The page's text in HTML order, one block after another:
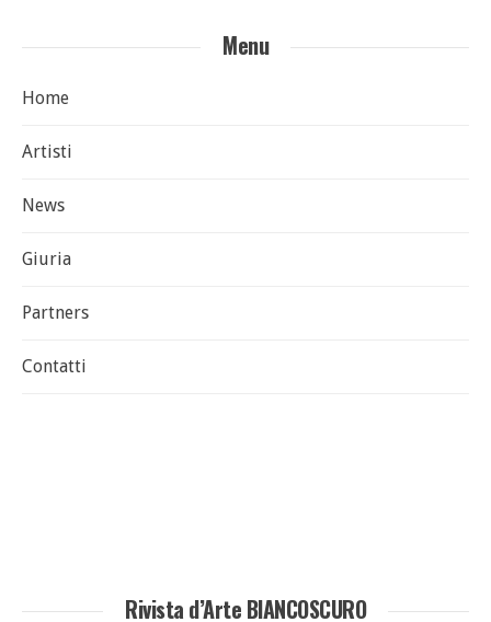
Menu
Home
Artisti
News
Giuria
Partners
Contatti
Rivista d’Arte BIANCOSCURO